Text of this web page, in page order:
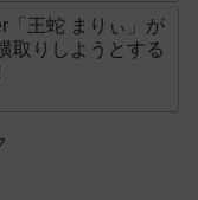
「王蛇 まりぃ」が
取りしようとする